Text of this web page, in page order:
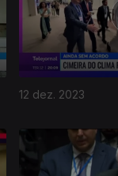
12 dez. 2023